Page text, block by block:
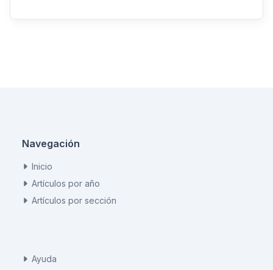
Navegación
Inicio
Artículos por año
Artículos por sección
Ayuda